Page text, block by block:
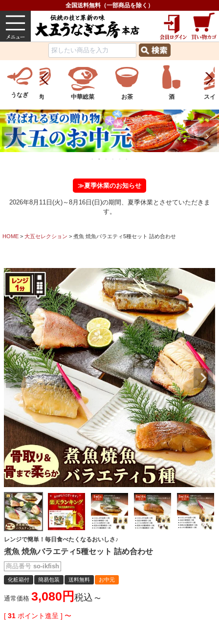
全国送料無料（一部商品を除く）
うなぎ 内祝い グルメ
うなぎ中華総菜 お茶 酒 スイーツ フル
≫夏季休業のお知らせ
2026年8月11日(火)～8月16日(日)の期間、夏季休業とさせていただきま
す。
HOME 大五セレクション 煮魚 焼魚バラエティ5種セット 詰め合わせ
レンジで簡単！毎日食べたくなるおいしさ♪
煮魚 焼魚バラエティ5種セット 詰め合わせ
商品番号 so-ikfish
化粧箱付 簡易包装 送料無料 お中元
通常価格 3,080 税込 〜
[ 31 ポイント進呈 ] 〜